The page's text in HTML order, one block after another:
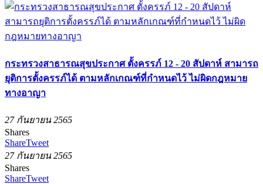
กระทรวงสาธารณสุขประกาศ ตั้งครรภ์ 12 - 20 สัปดาห์ สามารถ
ยุติการตั้งครรภ์ได้ ตามหลักเกณฑ์ที่กำหนดไว้ ไม่ผิดกฎหมาย
ทางอาญา
27 กันยายน 2565
Shares
ShareTweet
27 กันยายน 2565
Shares
ShareTweet